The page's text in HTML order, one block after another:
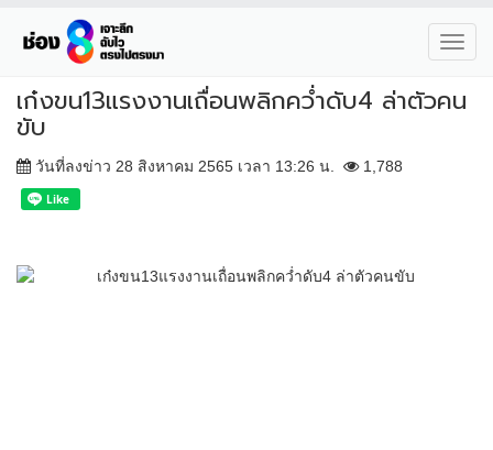
เก๋งขน13แรงงานเถื่อนพลิกคว่ำดับ4 ล่าตัวคน
ขับ
วันที่ลงข่าว 28 สิงหาคม 2565 เวลา 13:26 น. 1,788